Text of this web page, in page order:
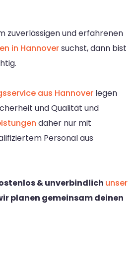
zuverlässigen und erfahrenen
in Hannoversuchst, dann bist
aus Hannover legen
und Qualität und
daher nur mit
Personal aus
& unverbindlich unser
planen gemeinsam deinen